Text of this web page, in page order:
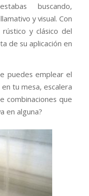
buscando,
y visual. Con
y clásico del
de su aplicación en
puedes emplear el
tu mesa, escalera
combinaciones que
en alguna?